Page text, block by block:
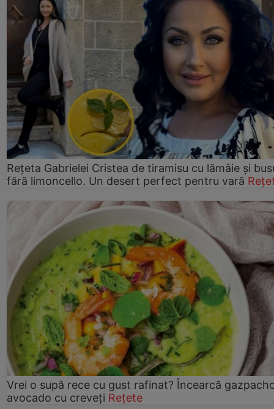
Rețeta Gabrielei Cristea de tiramisu cu lămâie și
fără limoncello. Un desert perfect pentru vară
Vrei o supă rece cu gust rafinat? Încearcă
avocado cu creveți Rețete